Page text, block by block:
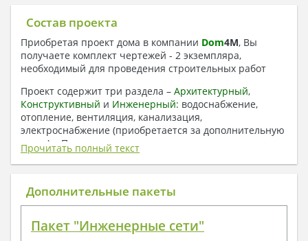
Состав проекта
Приобретая проект дома в компании Dom4M, Вы
получаете комплект чертежей - 2 экземпляра,
необходимый для проведения строительных работ
Проект содержит три раздела – Архитектурный,
Конструктивный и Инженерный: водоснабжение,
отопление, вентиляция, канализация,
электроснабжение (приобретается за дополнительную
плату) + Пояснительная записка.
1. Архитектурный раздел:
Общие данные по проекту
Поэтажные маркировочные планы с
Прочитать полный текст
Дополнительные пакеты
Пакет "Инженерные сети"